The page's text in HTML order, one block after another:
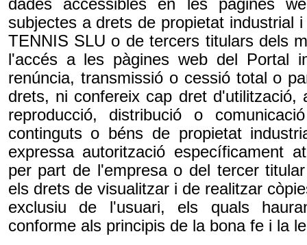
subjectes a drets de propietat industrial
TENNIS SLU o de tercers titulars dels
l'accés a les pàgines web del Portal
renúncia, transmissió o cessió total o
drets, ni confereix cap dret d'utilització,
reproducció, distribució o
continguts o béns de propietat
expressa autorització específicament
per part de l'empresa o del tercer
els drets de visualitzar i de realitzar
exclusiu de l'usuari, els quals
conforme als principis de la bona fe i la